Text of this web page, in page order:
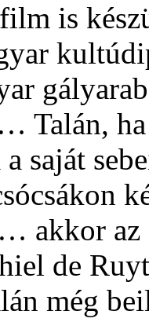
is
Talán,
saját
akkor
de
még